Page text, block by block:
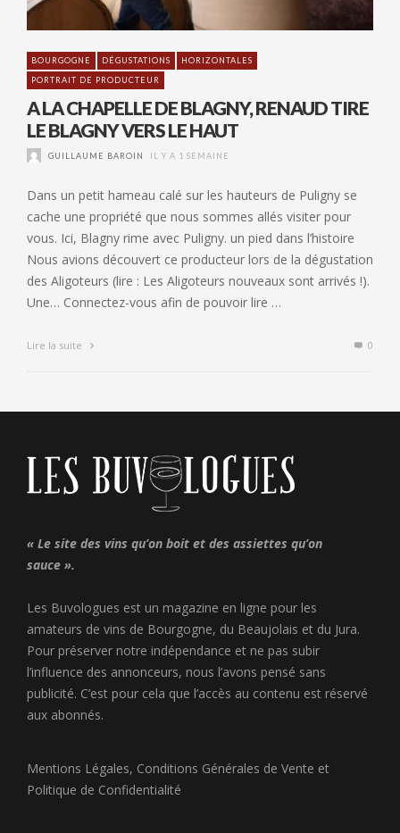
BOURGOGNE DÉGUSTATIONS
HORIZONTALES
PORTRAIT DE PRODUCTEUR
A LA CHAPELLE DE BLAGNY, RENAUD TIRE
LE BLAGNY VERS LE HAUT
GUILLAUME BAROIN IL Y A 1 SEMAINE
Dans un petit hameau calé sur les hauteurs de Puligny se
cache une propriété que nous sommes allés visiter pour
vous. Ici, Blagny rime avec Puligny. un pied dans l’histoire
Nous avions découvert ce producteur lors de la dégustation
des Aligoteurs (lire : Les Aligoteurs nouveaux sont arrivés !).
Une… Connectez-vous afin de pouvoir lire …
Lire la suite 0
« Le site des vins qu’on boit et des assiettes qu’on
sauce ».
Les Buvologues est un magazine en ligne pour les
amateurs de vins de Bourgogne, du Beaujolais et du Jura.
Pour préserver notre indépendance et ne pas subir
l’influence des annonceurs, nous l’avons pensé sans
publicité. C’est pour cela que l’accès au contenu est réservé
aux abonnés.
Mentions Légales, Conditions Générales de Vente et
Politique de Confidentialité